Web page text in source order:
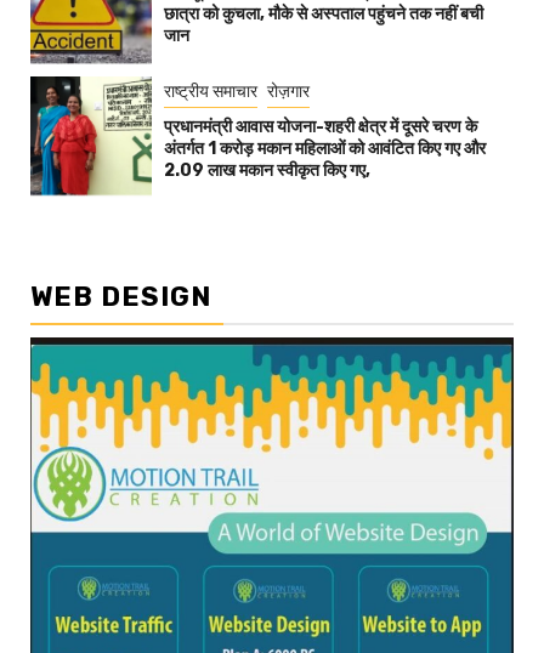
छात्रा को कुचला, मौके से अस्पताल पहुंचने तक नहीं बची
जान
राष्ट्रीय समाचार रोज़गार
प्रधानमंत्री आवास योजना-शहरी क्षेत्र में दूसरे चरण के
अंतर्गत 1 करोड़ मकान महिलाओं को आवंटित किए गए और
2.09 लाख मकान स्वीकृत किए गए,
WEB DESIGN